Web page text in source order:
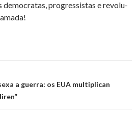
de­mo­cratas, pro­gres­sistas e re­vo­lu­
a guerra: os EUA multiplican